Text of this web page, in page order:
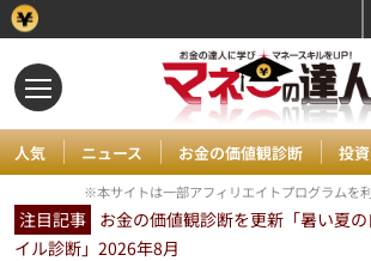
人気 ニュース お金の価値観診断 投資
※本サイトは一部アフィリエイトプログラムを
注目記事 お金の価値観診断を更新「暑い夏
イル診断」2026年8月